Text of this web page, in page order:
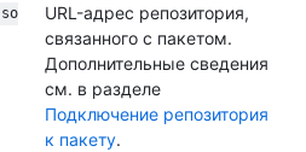
URL-адрес репозитория,
связанного с пакетом.
Дополнительные сведения
см. в разделе
Подключение репозитория
к пакету.